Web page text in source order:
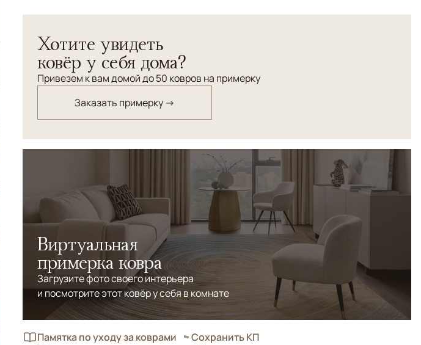
природными оттенками. Пудрово-розовые, песочные и оливковые переходы
создают ощущение спокойствия, света и глубины пространства. Премиальная
шерсть придает поверхности особую мягкость и бархатистую фактуру, а
деликатные цветовые переливы делают ковер живым и тактильным. Atmos
работает как самостоятельный арт-объект, сохраняя при этом спокойный и
Хотите увидеть
ковёр у себя дома?
Привезем к вам домой до 50 ковров на примерку
Заказать примерку →
Виртуальная
примерка ковра
Загрузите фото своего интерьера
и посмотрите этот ковёр у себя в комнате
Памятка по уходу за коврами Сохранить КП